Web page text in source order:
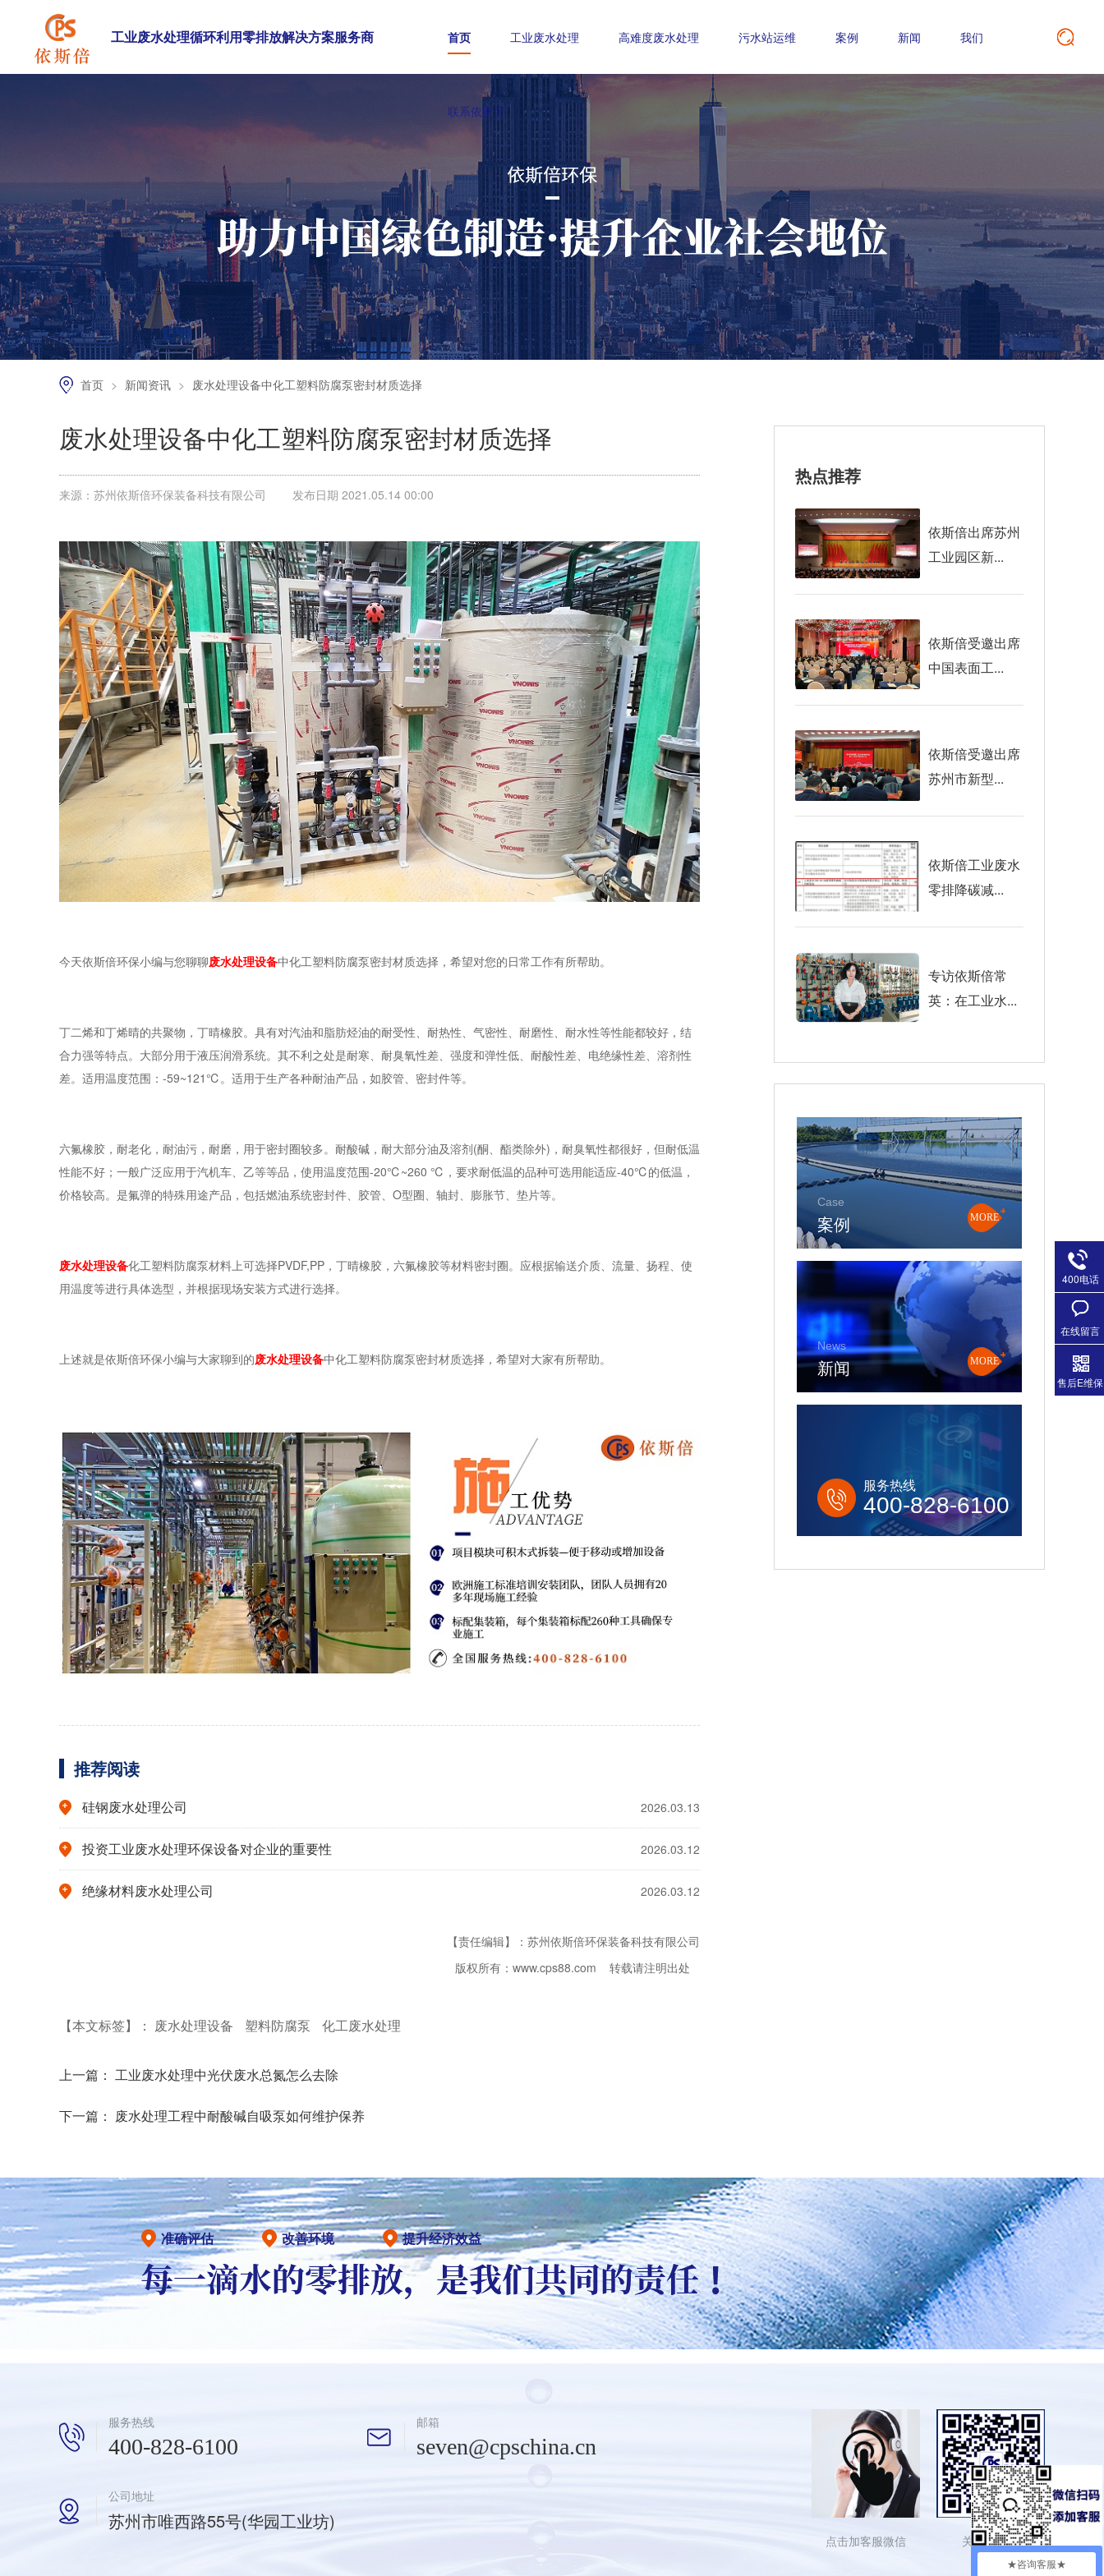
工业废水处理循环利用零排放解决方案服务商 首页 工业废水处理 高难度废水处理 污水站运维 案例 新闻 我们
联系依斯倍
首页 > 新闻资讯 > 废水处理设备中化工塑料防腐泵密封材质选择
废水处理设备中化工塑料防腐泵密封材质选择
来源：苏州依斯倍环保装备科技有限公司 发布日期 2021.05.14 00:00
今天依斯倍环保小编与您聊聊废水处理设备中化工塑料防腐泵密封材质选择，希望对您的日常工作有所帮助。
丁二烯和丁烯晴的共聚物，丁晴橡胶。具有对汽油和脂肪烃油的耐受性、耐热性、气密性、耐磨性、耐水性等性能都较好，结
合力强等特点。大部分用于液压润滑系统。其不利之处是耐寒、耐臭氧性差、强度和弹性低、耐酸性差、电绝缘性差、溶剂性
差。适用温度范围：-59~121℃。适用于生产各种耐油产品，如胶管、密封件等。
六氟橡胶，耐老化，耐油污，耐磨，用于密封圈较多。耐酸碱，耐大部分油及溶剂(酮、酯类除外)，耐臭氧性都很好，但耐低温
性能不好；一般广泛应用于汽机车、乙等等品，使用温度范围-20℃~260 ℃，要求耐低温的品种可选用能适应-40℃的低温，
价格较高。是氟弹的特殊用途产品，包括燃油系统密封件、胶管、O型圈、轴封、膨胀节、垫片等。
废水处理设备化工塑料防腐泵材料上可选择PVDF,PP，丁晴橡胶，六氟橡胶等材料密封圈。应根据输送介质、流量、扬程、使
用温度等进行具体选型，并根据现场安装方式进行选择。
上述就是依斯倍环保小编与大家聊到的废水处理设备中化工塑料防腐泵密封材质选择，希望对大家有所帮助。
推荐阅读
2026.03.13
硅钢废水处理公司
2026.03.12
投资工业废水处理环保设备对企业的重要性
2026.03.12
绝缘材料废水处理公司
【责任编辑】：苏州依斯倍环保装备科技有限公司
版权所有：www.cps88.com 转载请注明出处
【本文标签】： 废水处理设备 塑料防腐泵 化工废水处理
上一篇： 工业废水处理中光伏废水总氮怎么去除
下一篇： 废水处理工程中耐酸碱自吸泵如何维护保养
热点推荐
依斯倍出席苏州
工业园区新...
依斯倍受邀出席
中国表面工...
依斯倍受邀出席
苏州市新型...
依斯倍工业废水
零排降碳减...
专访依斯倍常
英：在工业水...
Case
案例 MORE
News
新闻 MORE
服务热线
400-828-6100
准确评估 改善环境 提升经济效益
服务热线
400-828-6100
邮箱
seven@cpschina.cn
公司地址
苏州市唯西路55号(华园工业坊)
点击加客服微信 关注依斯倍
400电话
在线留言
售后E维保
★咨询客服★